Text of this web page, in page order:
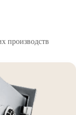
производств